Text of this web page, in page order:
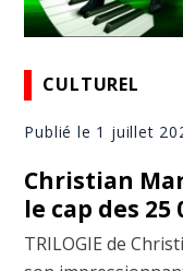
CULTUREL
Publié le 1 juillet
Christian
le cap des
TRILOGIE de